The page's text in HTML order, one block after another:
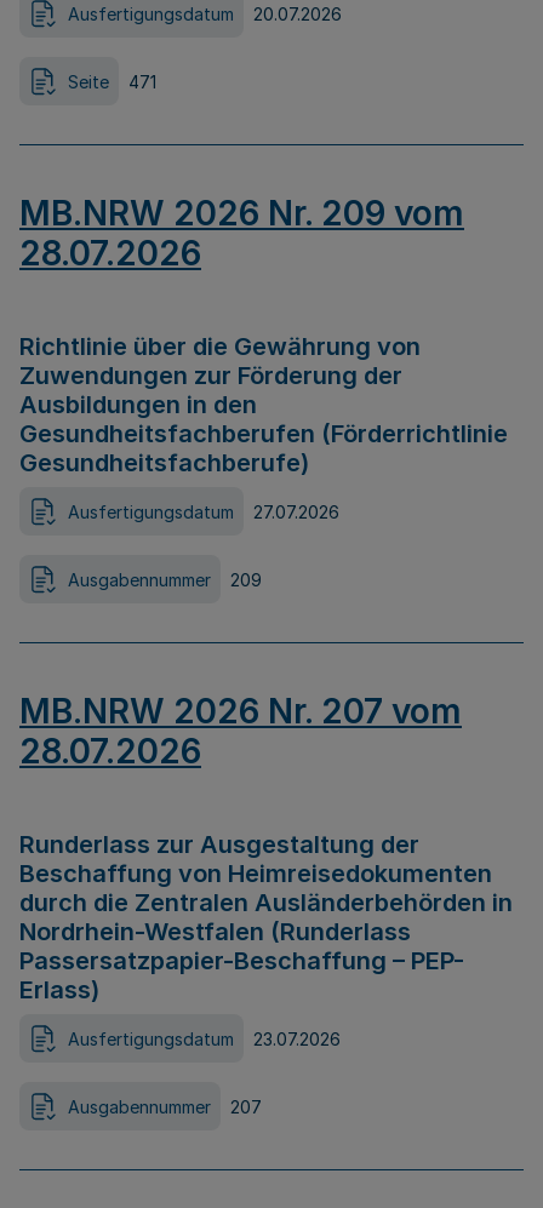
Ausfertigungsdatum 20.07.2026
Seite 471
MB.NRW 2026 Nr. 209 vom
28.07.2026
Richtlinie über die Gewährung von
Zuwendungen zur Förderung der
Ausbildungen in den
Gesundheitsfachberufen (Förderrichtlinie
Gesundheitsfachberufe)
Ausfertigungsdatum 27.07.2026
Ausgabennummer 209
MB.NRW 2026 Nr. 207 vom
28.07.2026
Runderlass zur Ausgestaltung der
Beschaffung von Heimreisedokumenten
durch die Zentralen Ausländerbehörden in
Nordrhein-Westfalen (Runderlass
Passersatzpapier-Beschaffung – PEP-
Erlass)
Ausfertigungsdatum 23.07.2026
Ausgabennummer 207